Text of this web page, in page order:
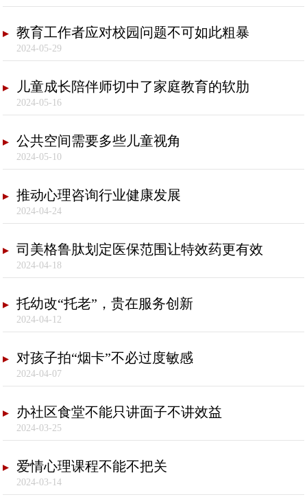
教育工作者应对校园问题不可如此粗暴
2024-05-29
儿童成长陪伴师切中了家庭教育的软肋
2024-05-16
公共空间需要多些儿童视角
2024-05-10
推动心理咨询行业健康发展
2024-04-24
司美格鲁肽划定医保范围让特效药更有效
2024-04-18
托幼改“托老”，贵在服务创新
2024-04-12
对孩子拍“烟卡”不必过度敏感
2024-04-07
办社区食堂不能只讲面子不讲效益
2024-03-25
爱情心理课程不能不把关
2024-03-14